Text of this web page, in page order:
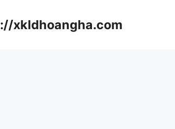
xkldhoangha.com